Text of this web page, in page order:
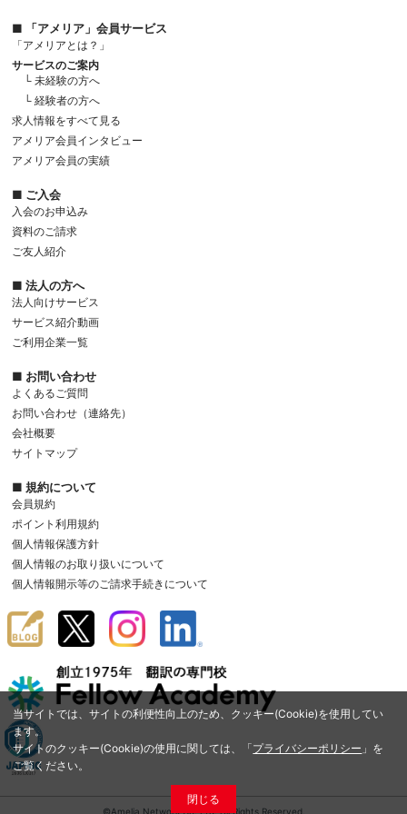
当サイトでは、サイトの利便性向上のため、クッキー(Cookie)を使用してい
ます。
サイトのクッキー(Cookie)の使用に関しては、「プライバシーポリシー 」を
ご覧ください。
閉じる
■ 「アメリア」会員サービス
「アメリアとは？」
サービスのご案内
└ 未経験の方へ
└ 経験者の方へ
求人情報をすべて見る
アメリア会員インタビュー
アメリア会員の実績
■ ご入会
入会のお申込み
資料のご請求
ご友人紹介
■ 法人の方へ
法人向けサービス
サービス紹介動画
ご利用企業一覧
■ お問い合わせ
よくあるご質問
お問い合わせ（連絡先）
会社概要
サイトマップ
■ 規約について
会員規約
ポイント利用規約
個人情報保護方針
個人情報のお取り扱いについて
個人情報開示等のご請求手続きについて
©Amelia Network Co.,Ltd. All Rights Reserved.